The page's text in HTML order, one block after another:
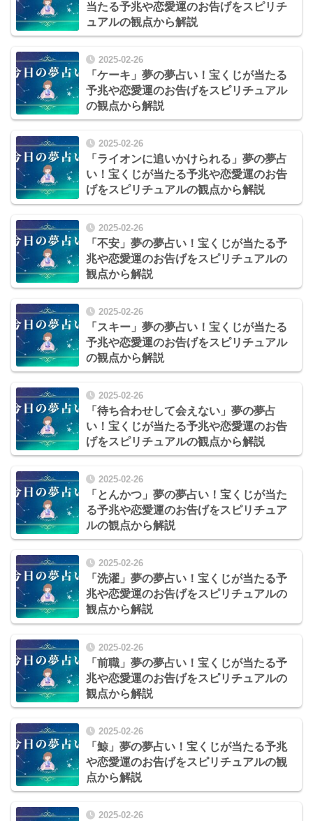
当たる予兆や恋愛運のお告げをスピリチ
ュアルの観点から解説
2025-02-26
「ケーキ」夢の夢占い！宝くじが当たる
予兆や恋愛運のお告げをスピリチュアル
の観点から解説
2025-02-26
「ライオンに追いかけられる」夢の夢占
い！宝くじが当たる予兆や恋愛運のお告
げをスピリチュアルの観点から解説
2025-02-26
「不安」夢の夢占い！宝くじが当たる予
兆や恋愛運のお告げをスピリチュアルの
観点から解説
2025-02-26
「スキー」夢の夢占い！宝くじが当たる
予兆や恋愛運のお告げをスピリチュアル
の観点から解説
2025-02-26
「待ち合わせして会えない」夢の夢占
い！宝くじが当たる予兆や恋愛運のお告
げをスピリチュアルの観点から解説
2025-02-26
「とんかつ」夢の夢占い！宝くじが当た
る予兆や恋愛運のお告げをスピリチュア
ルの観点から解説
2025-02-26
「洗濯」夢の夢占い！宝くじが当たる予
兆や恋愛運のお告げをスピリチュアルの
観点から解説
2025-02-26
「前職」夢の夢占い！宝くじが当たる予
兆や恋愛運のお告げをスピリチュアルの
観点から解説
2025-02-26
「鯨」夢の夢占い！宝くじが当たる予兆
や恋愛運のお告げをスピリチュアルの観
点から解説
2025-02-26